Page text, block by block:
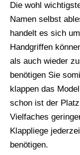
Die wohl
Namen selbst
handelt es sich
Handgriffen
als auch wieder
benötigen Sie
klappen das
schon ist der
Vielfaches
Klappliege
benötigen.